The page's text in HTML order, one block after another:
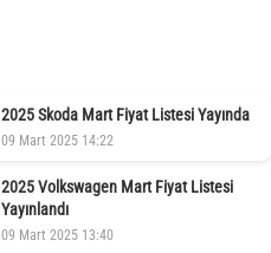
2025 Skoda Mart Fiyat Listesi Yayında
09 Mart 2025 14:22
2025 Volkswagen Mart Fiyat Listesi
Yayınlandı
09 Mart 2025 13:40